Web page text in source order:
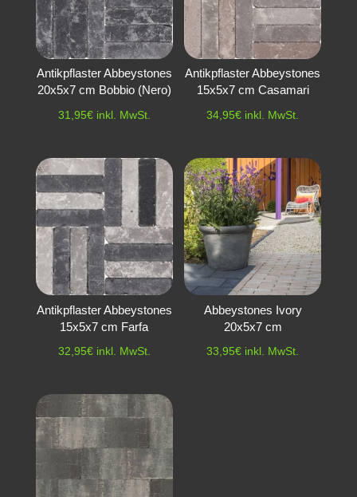
Antikpflaster Abbeystones
20x5x7 cm Bobbio (Nero)
31,95€ inkl. MwSt.
Antikpflaster Abbeystones
15x5x7 cm Casamari
34,95€ inkl. MwSt.
Antikpflaster Abbeystones
15x5x7 cm Farfa
32,95€ inkl. MwSt.
Abbeystones Ivory
20x5x7 cm
33,95€ inkl. MwSt.